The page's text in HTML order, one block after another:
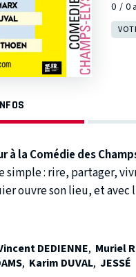
0 0
à la Comédie des
simple : rire, partager,
ouvre son lieu, et avec
équipe de coeur
de dernière
la présence de
DEDIENNE, Muriel
, Karim DUVAL, JESSÉ